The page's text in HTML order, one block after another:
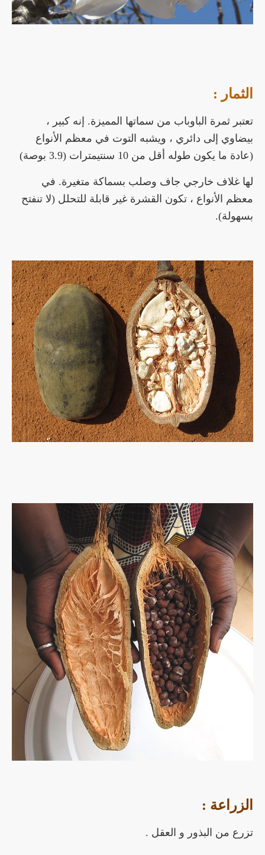
الثمار :
تعتبر ثمرة الباوباب من سماتها المميزة. إنه كبير ،
بيضاوي إلى دائري ، ويشبه التوت في معظم الأنواع
(عادة ما يكون طوله أقل من 10 سنتيمترات (3.9 بوصة)
لها غلاف خارجي جاف وصلب بسماكة متغيرة. في
معظم الأنواع ، تكون القشرة غير قابلة للتحلل (لا تنفتح
بسهولة).
الزراعة :
تزرع من البذور و العقل .